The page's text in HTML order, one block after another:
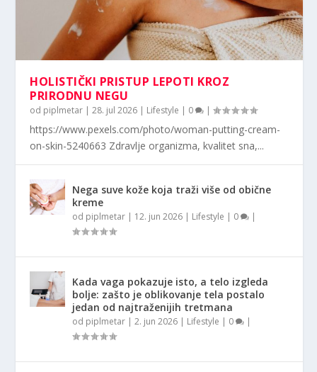
HOLISTIČKI PRISTUP LEPOTI KROZ
PRIRODNU NEGU
od piplmetar |28. jul 2026 | Lifestyle | 0 |
https://www.pexels.com/photo/woman-putting-cream-
on-skin-5240663 Zdravlje organizma, kvalitet sna,...
Nega suve kože koja traži više od obične
kreme
od piplmetar | 12. jun 2026 | Lifestyle | 0 |
Kada vaga pokazuje isto, a telo izgleda
bolje: zašto je oblikovanje tela postalo
jedan od najtraženijih tretmana
od piplmetar |2. jun 2026 | Lifestyle | 0 |